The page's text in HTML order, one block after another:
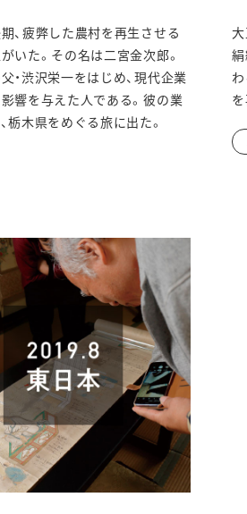
、疲弊した農村を再生させる
いた。その名は二宮金次郎。
・渋沢栄一をはじめ、現代企業
響を与えた人である。彼の業
栃木県をめぐる旅に出た。